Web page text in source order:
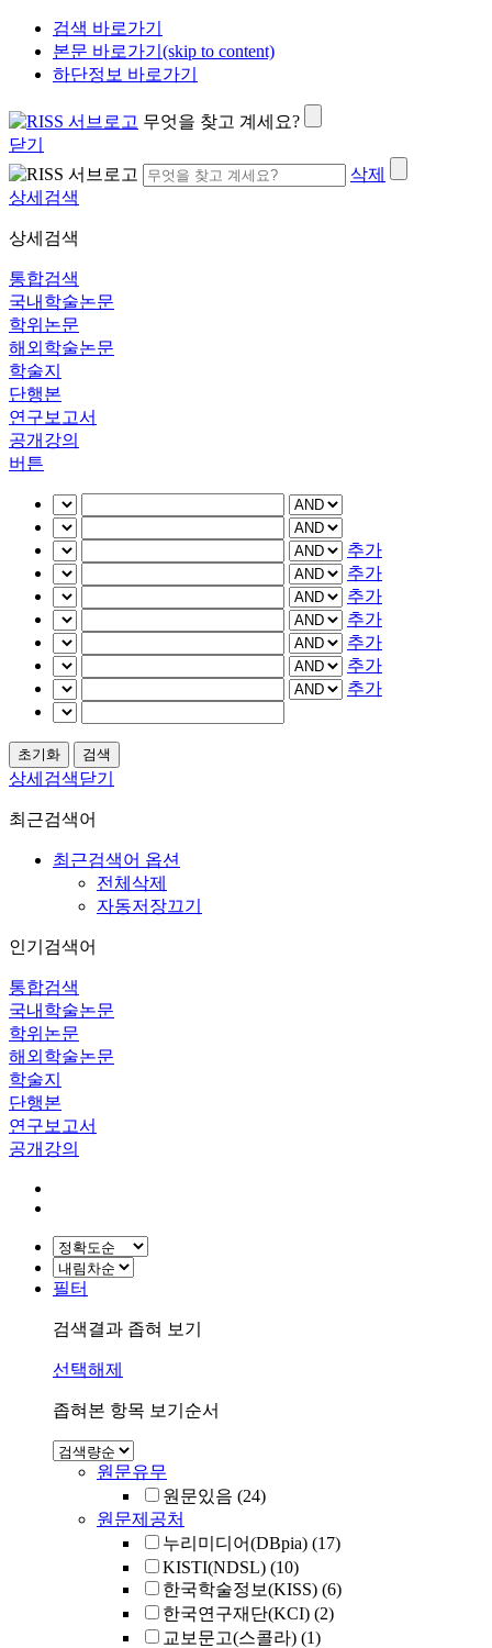
검색 바로가기
본문 바로가기(skip to content)
하단정보 바로가기
무엇을 찾고 계세요?
닫기
삭제
상세검색
상세검색
통합검색
국내학술논문
학위논문
해외학술논문
학술지
단행본
연구보고서
공개강의
버튼
추가
추가
추가
추가
추가
추가
추가
상세검색닫기
최근검색어
최근검색어 옵션
전체삭제
자동저장끄기
인기검색어
통합검색
국내학술논문
학위논문
해외학술논문
학술지
단행본
연구보고서
공개강의
필터
검색결과 좁혀 보기
선택해제
좁혀본 항목 보기순서
원문유무
원문있음 (24)
원문제공처
누리미디어(DBpia) (17)
KISTI(NDSL) (10)
한국학술정보(KISS) (6)
한국연구재단(KCI) (2)
교보문고(스콜라) (1)